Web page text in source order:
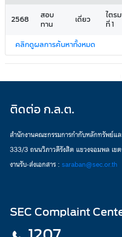
2568
สอบ
ทาน
เดี่ยว
ไตร
ที่ 1
คลิกดูผลการค้นหาทั้งหมด
ติดต่อ ก.ล.ต.
สำนักงานคณะกรรมการกำกับหลักทรัพย์
333/3 ถนนวิภาวดีรังสิต แขวงจอมพล เข
งานรับ-ส่งเอกสาร : saraban@sec.or.th
SEC Complaint